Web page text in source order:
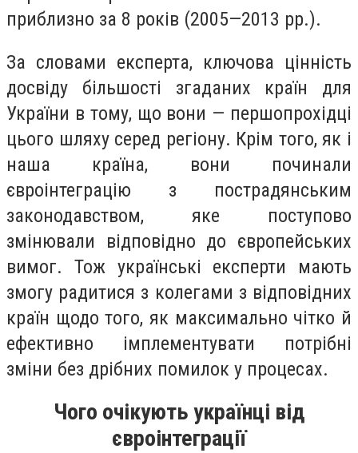
приблизно за 8 років (2005—2013 рр.).
За словами експерта, ключова цінність
досвіду більшості згаданих країн для
України в тому, що вони — першопрохідці
цього шляху серед регіону. Крім того, як і
наша країна, вони починали
євроінтеграцію з пострадянським
законодавством, яке поступово
змінювали відповідно до європейських
вимог. Тож українські експерти мають
змогу радитися з колегами з відповідних
країн щодо того, як максимально чітко й
ефективно імплементувати потрібні
зміни без дрібних помилок у процесах.
Чого очікують українці від
євроінтеграції